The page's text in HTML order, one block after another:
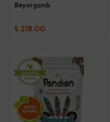
Beyorganik
₺ 218.00